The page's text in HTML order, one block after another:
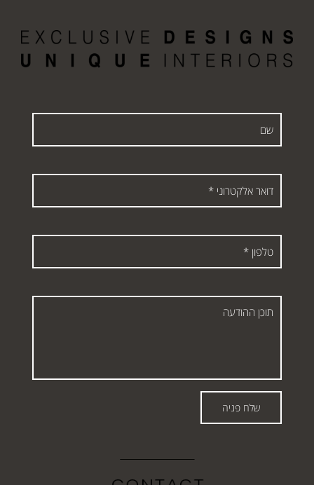
שם
דואר
טלפון
תוכן
שלח פניה